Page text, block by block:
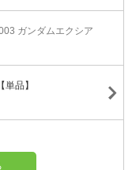
ガンダムエクシア
品】